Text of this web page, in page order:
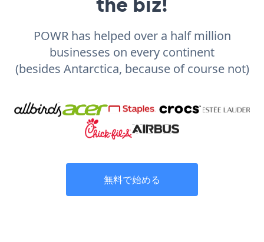
POWR has helped over a half million
businesses on every continent
(besides Antarctica, because of course not)
無料で始める